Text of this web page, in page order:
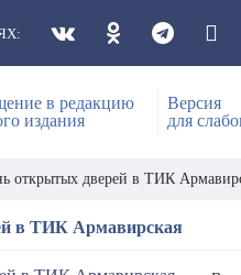
в редакцию
издания
Версия
для
открытых дверей в ТИК
в ТИК Армавирская